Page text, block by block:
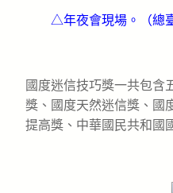
△年夜會現場。（總
國度迷信技巧獎一共包含
獎、國度天然迷信獎、國
提高獎、中華國民共和國